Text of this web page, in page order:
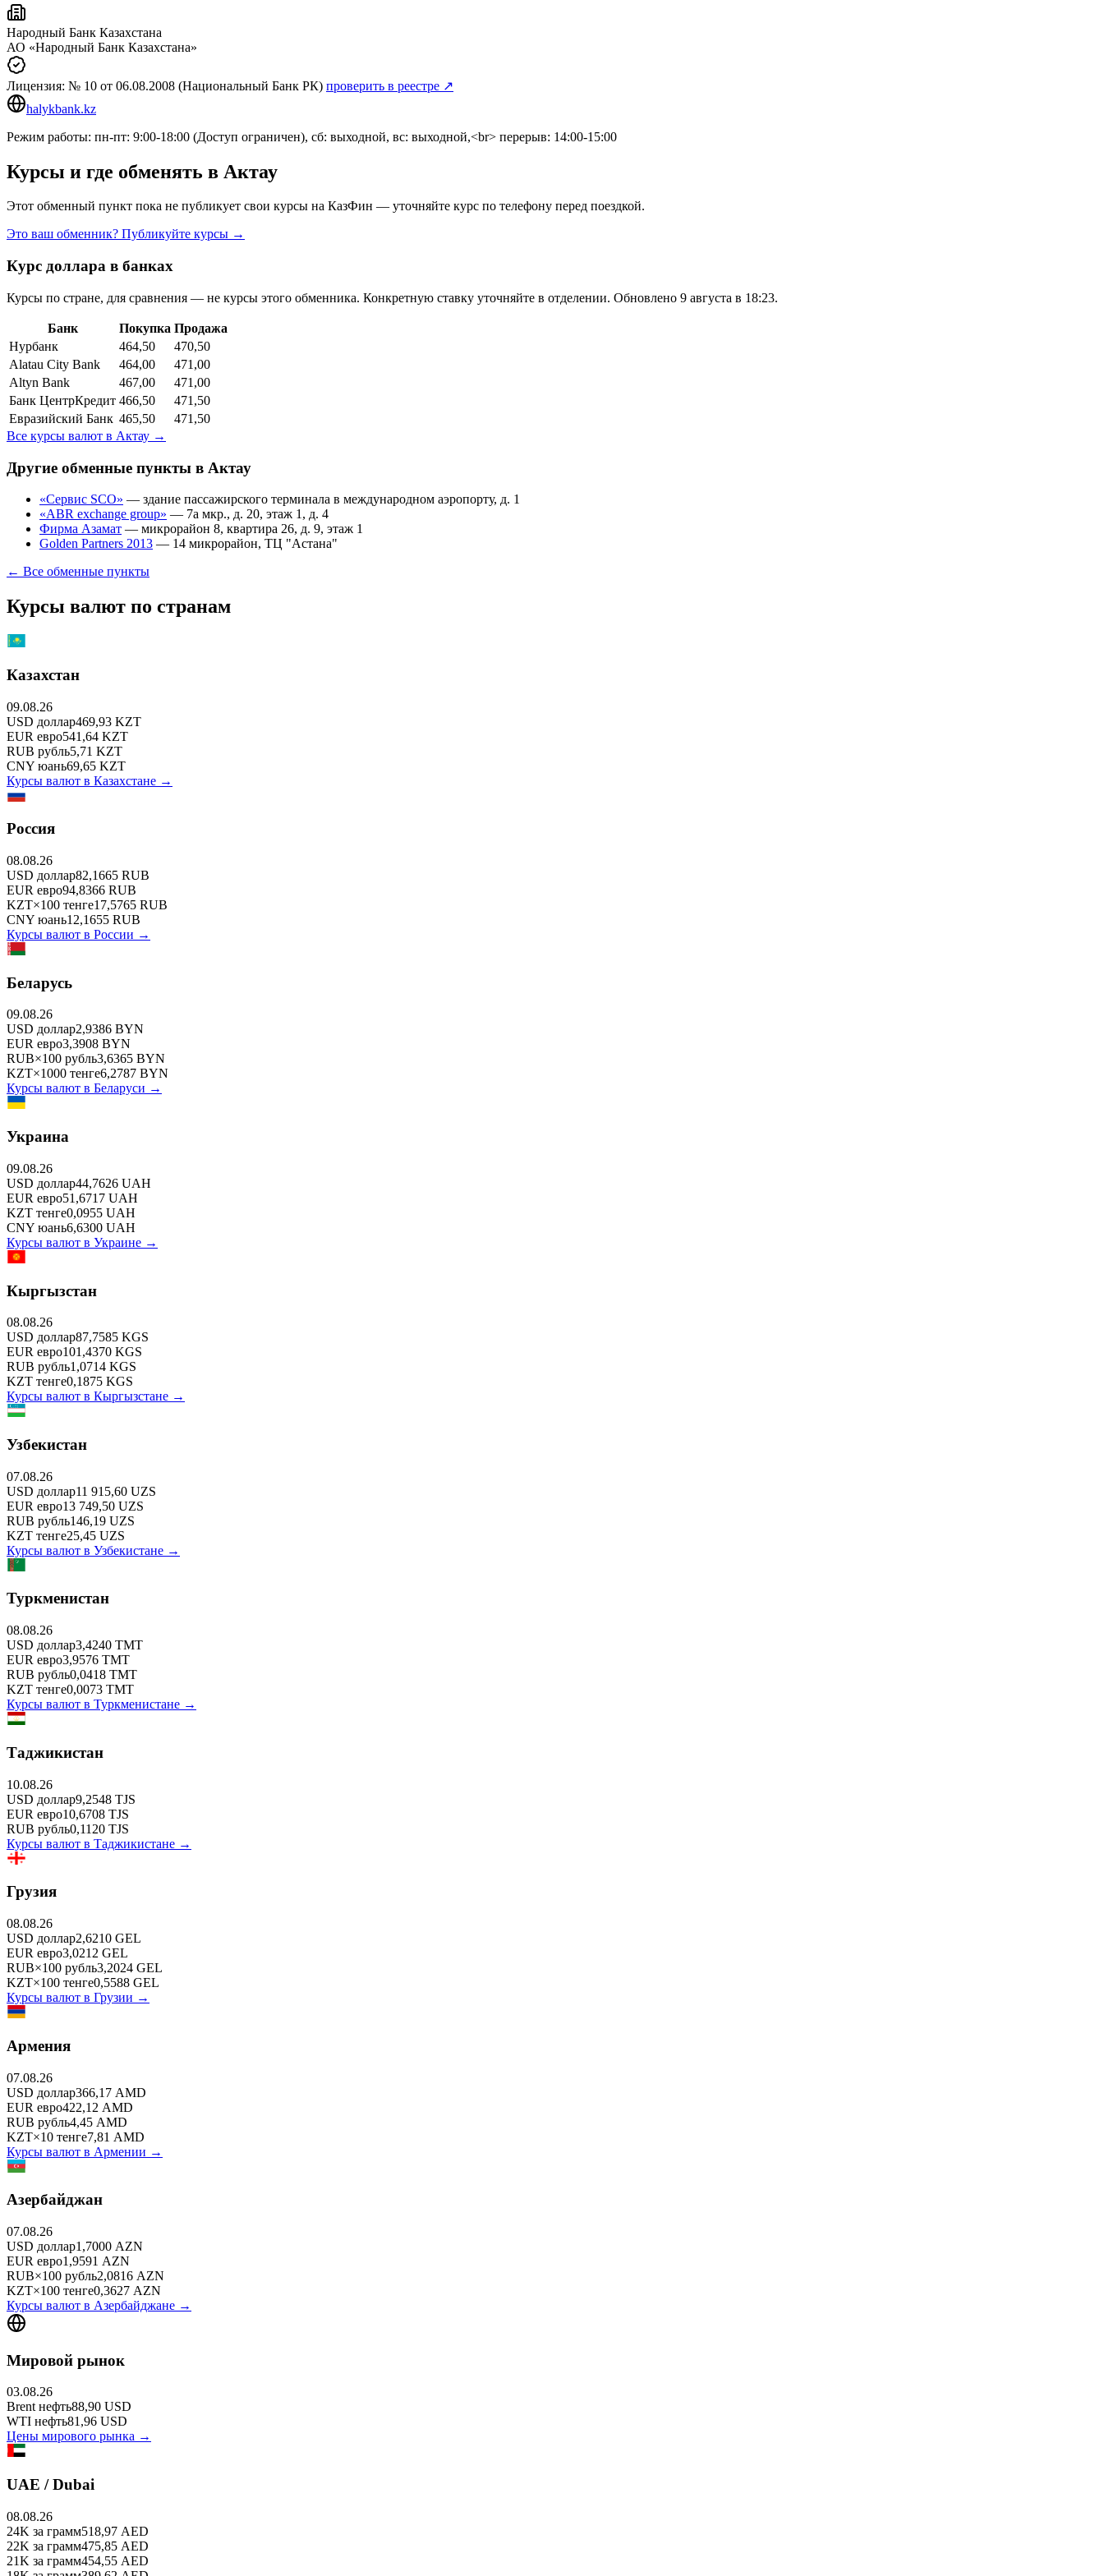
Народный Банк Казахстана
АО «Народный Банк Казахстана»
Лицензия: № 10 от 06.08.2008 (Национальный Банк РК) проверить в реестре ↗
halykbank.kz
Режим работы: пн-пт: 9:00-18:00 (Доступ ограничен), сб: выходной, вс: выходной,<br> перерыв: 14:00-15:00
Курсы и где обменять в Актау
Этот обменный пункт пока не публикует свои курсы на КазФин — уточняйте курс по телефону перед поездкой.
Это ваш обменник? Публикуйте курсы →
Курс доллара в банках
Курсы по стране, для сравнения — не курсы этого обменника. Конкретную ставку уточняйте в отделении. Обновлено 9 августа в 18:23.
Банк Покупка Продажа
Нурбанк
464,50
470,50
Alatau City Bank
464,00
471,00
Altyn Bank
467,00
471,00
Банк ЦентрКредит 466,50
471,50
Евразийский Банк 465,50
471,50
Все курсы валют в Актау →
Другие обменные пункты в Актау
«Сервис SCO» — здание пассажирского терминала в международном аэропорту, д. 1
«ABR exchange group» — 7а мкр., д. 20, этаж 1, д. 4
Фирма Азамат — микрорайон 8, квартира 26, д. 9, этаж 1
Golden Partners 2013 — 14 микрорайон, ТЦ "Астана"
← Все обменные пункты
Курсы валют по странам
Казахстан
09.08.26
USD доллар469,93 KZT
EUR евро541,64 KZT
RUB рубль5,71 KZT
CNY юань69,65 KZT
Курсы валют в Казахстане →
Россия
08.08.26
USD доллар82,1665 RUB
EUR евро94,8366 RUB
KZT×100 тенге17,5765 RUB
CNY юань12,1655 RUB
Курсы валют в России →
Беларусь
09.08.26
USD доллар2,9386 BYN
EUR евро3,3908 BYN
RUB×100 рубль3,6365 BYN
KZT×1000 тенге6,2787 BYN
Курсы валют в Беларуси →
Украина
09.08.26
USD доллар44,7626 UAH
EUR евро51,6717 UAH
KZT тенге0,0955 UAH
CNY юань6,6300 UAH
Курсы валют в Украине →
Кыргызстан
08.08.26
USD доллар87,7585 KGS
EUR евро101,4370 KGS
RUB рубль1,0714 KGS
KZT тенге0,1875 KGS
Курсы валют в Кыргызстане →
Узбекистан
07.08.26
USD доллар11 915,60 UZS
EUR евро13 749,50 UZS
RUB рубль146,19 UZS
KZT тенге25,45 UZS
Курсы валют в Узбекистане →
Туркменистан
08.08.26
USD доллар3,4240 TMT
EUR евро3,9576 TMT
RUB рубль0,0418 TMT
KZT тенге0,0073 TMT
Курсы валют в Туркменистане →
Таджикистан
10.08.26
USD доллар9,2548 TJS
EUR евро10,6708 TJS
RUB рубль0,1120 TJS
Курсы валют в Таджикистане →
Грузия
08.08.26
USD доллар2,6210 GEL
EUR евро3,0212 GEL
RUB×100 рубль3,2024 GEL
KZT×100 тенге0,5588 GEL
Курсы валют в Грузии →
Армения
07.08.26
USD доллар366,17 AMD
EUR евро422,12 AMD
RUB рубль4,45 AMD
KZT×10 тенге7,81 AMD
Курсы валют в Армении →
Азербайджан
07.08.26
USD доллар1,7000 AZN
EUR евро1,9591 AZN
RUB×100 рубль2,0816 AZN
KZT×100 тенге0,3627 AZN
Курсы валют в Азербайджане →
Мировой рынок
03.08.26
Brent нефть88,90 USD
WTI нефть81,96 USD
Цены мирового рынка →
UAE / Dubai
08.08.26
24K за грамм518,97 AED
22K за грамм475,85 AED
21K за грамм454,55 AED